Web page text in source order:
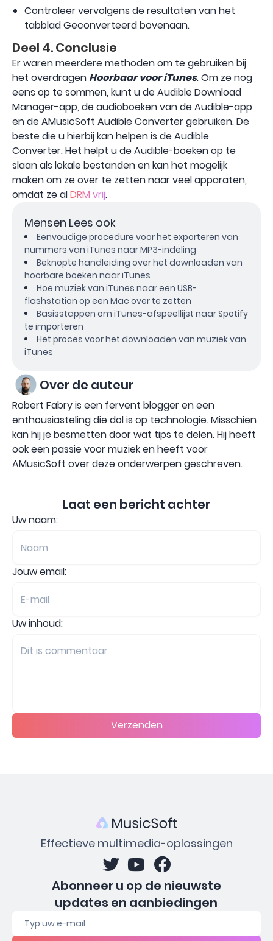
Controleer vervolgens de resultaten van het
tabblad Geconverteerd bovenaan.
Deel 4. Conclusie
Er waren meerdere methoden om te gebruiken bij
het overdragen Hoorbaar voor iTunes. Om ze nog
eens op te sommen, kunt u de Audible Download
Manager-app, de audioboeken van de Audible-app
en de AMusicSoft Audible Converter gebruiken. De
beste die u hierbij kan helpen is de Audible
Converter. Het helpt u de Audible-boeken op te
slaan als lokale bestanden en kan het mogelijk
maken om ze over te zetten naar veel apparaten,
omdat ze alDRM vrij.
Mensen Lees ook
Eenvoudige procedure voor het exporteren van
nummers van iTunes naar MP3-indeling
Beknopte handleiding over het downloaden van
hoorbare boeken naar iTunes
Hoe muziek van iTunes naar een USB-
flashstation op een Mac over te zetten
Basisstappen om iTunes-afspeellijst naar Spotify
te importeren
Het proces voor het downloaden van muziek van
iTunes
Over de auteur
Robert Fabry is een fervent blogger en een
enthousiasteling die dol is op technologie. Misschien
kan hij je besmetten door wat tips te delen. Hij heeft
ook een passie voor muziek en heeft voor
AMusicSoft over deze onderwerpen geschreven.
Laat een bericht achter
Uw naam:
Jouw email:
Uw inhoud:
Verzenden
Effectieve multimedia-oplossingen
Abonneer u op de nieuwste
updates en aanbiedingen